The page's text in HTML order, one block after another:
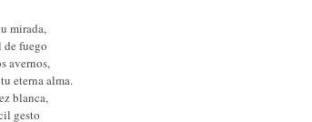
mirada,
fuego
avernos,
eterna alma.
blanca,
gesto